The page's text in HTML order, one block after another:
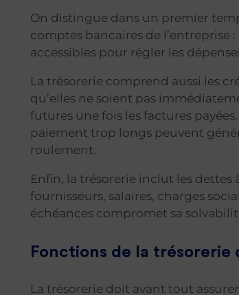
On distingue dans un premier
comptes bancaires de
accessibles pour régler les
La trésorerie comprend aussi les
qu’elles ne soient pas
futures une fois les factures
paiement trop longs peuvent
roulement.
Enfin, la trésorerie inclut les
fournisseurs, salaires, charges
échéances compromet sa
Fonctions de la trésorerie
La trésorerie doit avant tout